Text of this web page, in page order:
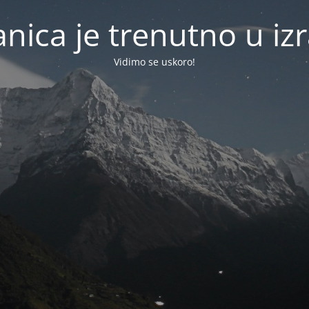
je trenutno u
Vidimo se uskoro!